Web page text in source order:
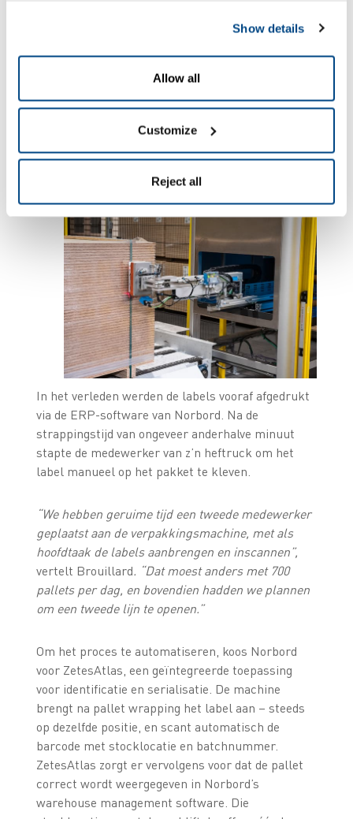
Show details
Allow all
Customize
Reject all
ERP, rolt een label uit de ERP-software die
aangebracht wordt op de verpakte pallet en
Zevenhonderd labels
kleven en scannen
In het verleden werden de labels vooraf afgedrukt
via de ERP-software van Norbord. Na de
strappingstijd van ongeveer anderhalve minuut
stapte de medewerker van z’n heftruck om het
label manueel op het pakket te kleven.
“We hebben geruime tijd een tweede medewerker
geplaatst aan de verpakkingsmachine, met als
hoofdtaak de labels aanbrengen en inscannen”,
vertelt Brouillard. “Dat moest anders met 700
pallets per dag, en bovendien hadden we plannen
om een tweede lijn te openen.”
Om het proces te automatiseren, koos Norbord
voor ZetesAtlas, een geïntegreerde toepassing
voor identificatie en serialisatie. De machine
brengt na pallet wrapping het label aan – steeds
op dezelfde positie, en scant automatisch de
barcode met stocklocatie en batchnummer.
ZetesAtlas zorgt er vervolgens voor dat de pallet
correct wordt weergegeven in Norbord’s
warehouse management software. Die